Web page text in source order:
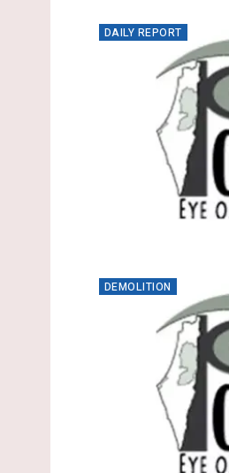
DAILY REPORT
DEMOLITION